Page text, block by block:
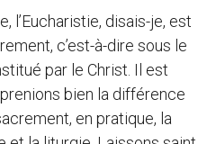
l’Eucharistie, disais-je, est
c’est-à-dire sous le
par le Christ. Il est
bien la différence
en pratique, la